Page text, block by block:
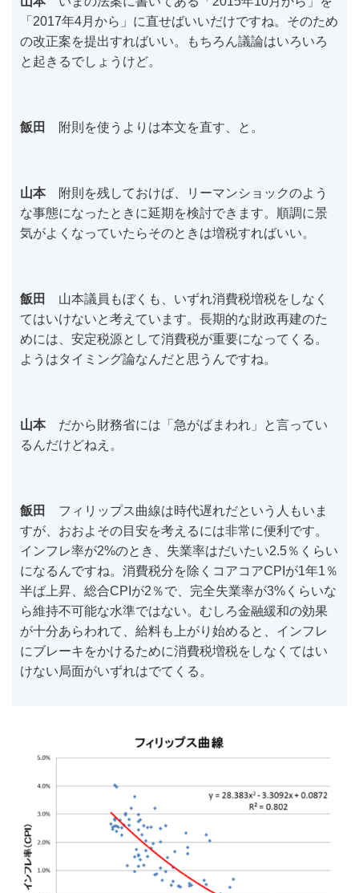
「2017年4月から」に直せばいいだけですね。そのため
の改正案を提出すればいい。もちろん議論はいろいろ
と起きるでしょうけど。
飯田 附則を使うよりは本文を直す、と。
山本附則を残しておけば、リーマンショックのよう
な事態になったときに延期を検討できます。順調に景
気がよくなっていたらそのときは増税すればいい。
飯田
山本議員もぼくも、いずれ消費税増税をしなく
てはいけないと考えています。長期的な財政再建のた
めには、安定税源として消費税が重要になってくる。
ようはタイミング論なんだと思うんですね。
山本だから財務省には「急がばまわれ」と言ってい
るんだけどねえ。
飯田
フィリップス曲線は時代遅れだという人もいま
すが、おおよその目安を考えるには非常に便利です。
インフレ率が2%のとき、失業率はだいたい2.5％くらい
になるんですね。消費税分を除くコアコアCPIが1年1％
半ば上昇、総合CPIが2％で、完全失業率が3%くらいな
ら維持不可能な水準ではない。むしろ金融緩和の効果
が十分あらわれて、給料も上がり始めると、インフレ
にブレーキをかけるために消費税増税をしなくてはい
けない局面がいずれはでてくる。